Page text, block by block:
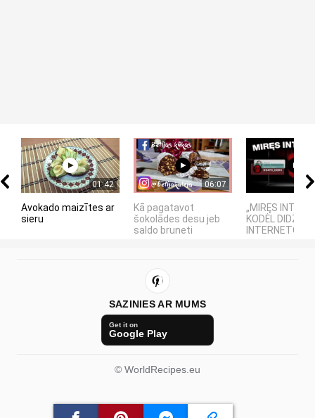
01:42
Avokado maizītes ar
sieru
06:07
Kā pagatavot
šokolādes desu jeb
saldo bruneti
„MIRĘS
KODĖL
INTERNETO
SAZINIES AR MUMS
Get it on
Google Play
© WorldRecipes.eu